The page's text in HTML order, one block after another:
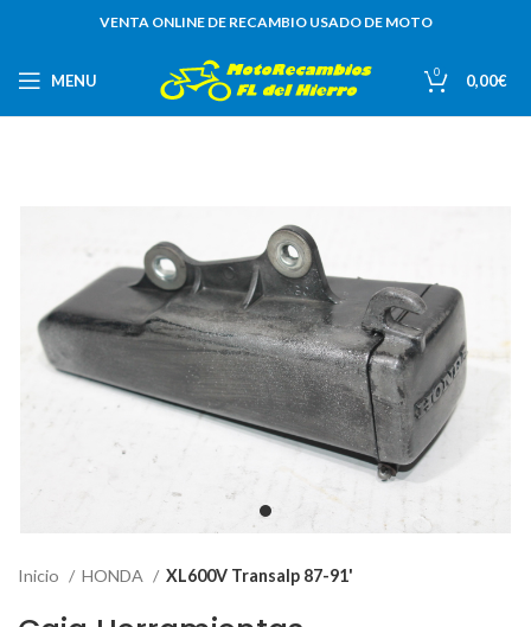
VENTA ONLINE DE RECAMBIO USADO DE MOTO
MENU 0 0,00€
Inicio HONDA XL600V Transalp 87-91'